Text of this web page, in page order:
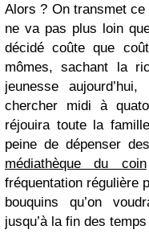
Alors ? On transmet ce
ne va pas plus loin
décidé coûte que
mômes, sachant la
jeunesse
chercher midi à
réjouira toute la
peine de dépenser
médiathèque du coin
fréquentation régulière
bouquins qu’on
jusqu’à la fin des temps